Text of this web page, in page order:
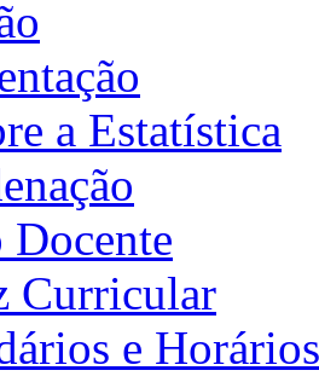
a Estatística
Docente
Curricular
e Horários